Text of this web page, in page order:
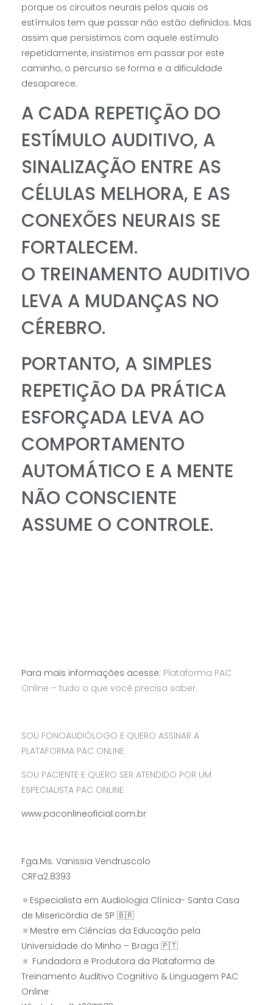
porque os circuitos neurais pelos quais os
estímulos tem que passar não estão definidos. Mas
assim que persistimos com aquele estímulo
repetidamente, insistimos em passar por este
caminho, o percurso se forma e a dificuldade
desaparece.
A CADA REPETIÇÃO DO
ESTÍMULO AUDITIVO, A
SINALIZAÇÃO ENTRE AS
CÉLULAS MELHORA, E AS
CONEXÕES NEURAIS SE
FORTALECEM.
O TREINAMENTO AUDITIVO
LEVA A MUDANÇAS NO
CÉREBRO.
PORTANTO, A SIMPLES
REPETIÇÃO DA PRÁTICA
ESFORÇADA LEVA AO
COMPORTAMENTO
AUTOMÁTICO E A MENTE
NÃO CONSCIENTE
ASSUME O CONTROLE.
Para mais informações acesse: Plataforma PAC
Online – tudo o que você precisa saber.
SOU FONOAUDIÓLOGO E QUERO ASSINAR A
PLATAFORMA PAC ONLINE
SOU PACIENTE E QUERO SER ATENDIDO POR UM
ESPECIALISTA PAC ONLINE
www.paconlineoficial.com.br
Fga.Ms. Vanissia Vendruscolo
CRFa2.8393
🔅Especialista em Audiologia Clínica- Santa Casa
de Misericórdia de SP 🇧🇷
🔅Mestre em Ciências da Educação pela
Universidade do Minho – Braga 🇵🇹
🔅 Fundadora e Produtora da Plataforma de
Treinamento Auditivo Cognitivo & Linguagem PAC
Online